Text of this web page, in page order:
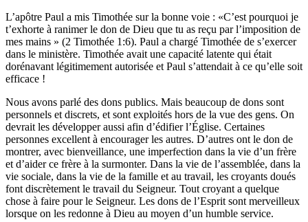
L’apôtre Paul a mis Timothée sur la bonne voie : «C’est pourquoi je
t’exhorte à ranimer le don de Dieu que tu as reçu par l’imposition de
mes mains » (2 Timothée 1:6). Paul a chargé Timothée de s’exercer
dans le ministère. Timothée avait une capacité latente qui était
dorénavant légitimement autorisée et Paul s’attendait à ce qu’elle soit
efficace !
Nous avons parlé des dons publics. Mais beaucoup de dons sont
personnels et discrets, et sont exploités hors de la vue des gens. On
devrait les développer aussi afin d’édifier l’Église. Certaines
personnes excellent à encourager les autres. D’autres ont le don de
montrer, avec bienveillance, une imperfection dans la vie d’un frère
et d’aider ce frère à la surmonter. Dans la vie de l’assemblée, dans la
vie sociale, dans la vie de la famille et au travail, les croyants doués
font discrètement le travail du Seigneur. Tout croyant a quelque
chose à faire pour le Seigneur. Les dons de l’Esprit sont merveilleux
lorsque on les redonne à Dieu au moyen d’un humble service.